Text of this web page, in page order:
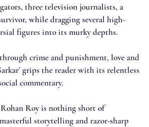
three television journalists, a
while dragging several high-
figures into its murky depths.
crime and punishment, love and
grips the reader with its relentless
commentary.
Roy is nothing short of
storytelling and razor-sharp